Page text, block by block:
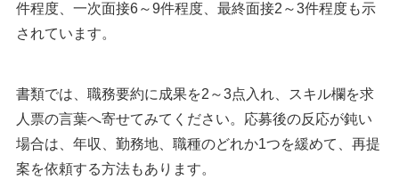
件程度、一次面接6～9件程度、最終面接2～3件程度も示
されています。
書類では、職務要約に成果を2～3点入れ、スキル欄を求
人票の言葉へ寄せてみてください。応募後の反応が鈍い
場合は、年収、勤務地、職種のどれか1つを緩めて、再提
案を依頼する方法もあります。